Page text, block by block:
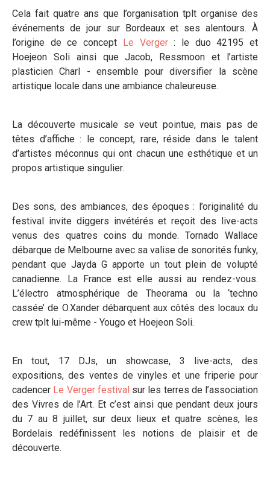
Cela fait quatre ans que l’organisation tplt organise des
événements de jour sur Bordeaux et ses alentours. À
l’origine de ce concept
Le Verger: le duo 42195 et
Hoejeon Soli ainsi que Jacob, Ressmoon et l’artiste
plasticien Charl - ensemble pour diversifier la scène
artistique locale dans une ambiance chaleureuse.
La découverte musicale se veut pointue, mais pas de
têtes d’affiche : le concept, rare, réside dans le talent
d’artistes méconnus qui ont chacun une esthétique et un
propos artistique singulier.
Des sons, des ambiances, des époques : l’originalité du
festival invite diggers invétérés et reçoit des live-acts
venus des quatres coins du monde. Tornado Wallace
débarque de Melbourne avec sa valise de sonorités funky,
pendant que Jayda G apporte un tout plein de volupté
canadienne. La France est elle aussi au rendez-vous.
L’électro atmosphérique de Theorama ou la ‘techno
cassée’ de O.Xander débarquent aux côtés des locaux du
crew tplt lui-même - Yougo et Hoejeon Soli.
En tout, 17 DJs, un showcase, 3 live-acts, des
expositions, des ventes de vinyles et une friperie pour
cadencer Le Verger festival sur les terres de l’association
des Vivres de l’Art. Et c’est ainsi que pendant deux jours
du 7 au 8 juillet, sur deux lieux et quatre scènes, les
Bordelais redéfinissent les notions de plaisir et de
découverte.